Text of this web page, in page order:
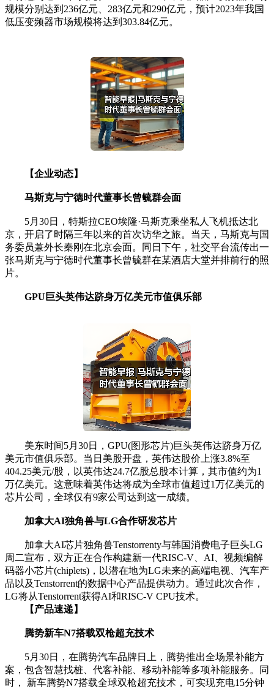
规模分别达到236亿元、283亿元和290亿元，预计2023年我国
低压变频器市场规模将达到303.84亿元。
【企业动态】
马斯克与宁德时代董事长曾毓群会面
5月30日，特斯拉CEO埃隆·马斯克乘坐私人飞机抵达北
京，开启了时隔三年以来的首次访华之旅。当天，马斯克与国
务委员兼外长秦刚在北京会面。同日下午，社交平台流传出一
张马斯克与宁德时代董事长曾毓群在某酒店大堂并排前行的照
片。
GPU巨头英伟达跻身万亿美元市值俱乐部
美东时间5月30日，GPU(图形芯片)巨头英伟达跻身万亿
美元市值俱乐部。当日美股开盘，英伟达股价上涨3.8%至
404.25美元/股，以英伟达24.7亿股总股本计算，其市值约为1
万亿美元。这意味着英伟达将成为全球市值超过1万亿美元的
芯片公司，全球仅有9家公司达到这一成绩。
加拿大AI独角兽与LG合作研发芯片
加拿大AI芯片独角兽Tenstorrenty与韩国消费电子巨头LG
周二宣布，双方正在合作构建新一代RISC-V、AI、视频编解
码器小芯片(chiplets)，以潜在地为LG未来的高端电视、汽车产
品以及Tenstorrent的数据中心产品提供动力。通过此次合作，
LG将从Tenstorrent获得AI和RISC-V CPU技术。
【产品速递】
腾势新车N7搭载双枪超充技术
5月30日，在腾势汽车品牌日上，腾势推出全场景补能方
案，包含智慧找桩、代客补能、移动补能等多项补能服务。同
时， 新车腾势N7搭载全球双枪超充技术，可实现充电15分钟